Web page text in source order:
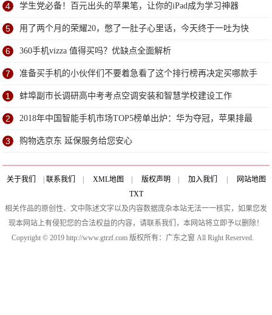
研
4 学生党必备！百元出头的苹果笔，让你的iPad成为学习神器
5 用了两个月的荣耀20，憋了一肚子心里话，今天终于一吐为快
6 360手机vizza 值得买吗？优缺点全面解析
7 准备买手机的小伙伴们不要着急看了这个排行榜再决定买哪款手
机吧
1 蚌埠副市长调研高中考考点空调安装和智慧学校建设工作
2 2018年中国智能手机市场TOP5榜单出炉：华为夺冠，苹果排最
后
3 购物选京东 延保服务给您安心
关于我们 联系我们 XML地图 版权声明 加入我们
网站地图
TXT
相关作品的原创性、文中陈述文字以及内容数据庞杂本站无法一一核实，如果您发
现本网站上有侵犯您的合法权益的内容，请联系我们，本网站将立即予以删除！
Copyright © 2019 http://www.gtrzf.com 版权所有：广东之窗 All Right Reserved.